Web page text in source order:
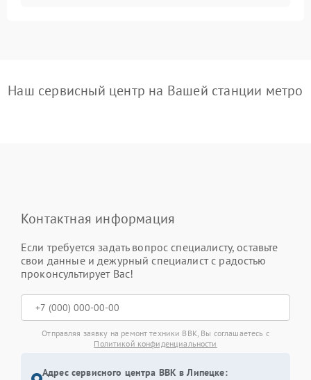
Наш сервисный центр на Вашей станции метро
Контактная информация
Если требуется задать вопрос специалисту, оставьте
свои данные и дежурный специалист с радостью
проконсультирует Вас!
Отправляя заявку на ремонт техники BBK, Вы соглашаетесь с
Политикой конфиденциальности
Адрес сервисного центра BBK в Липецке: